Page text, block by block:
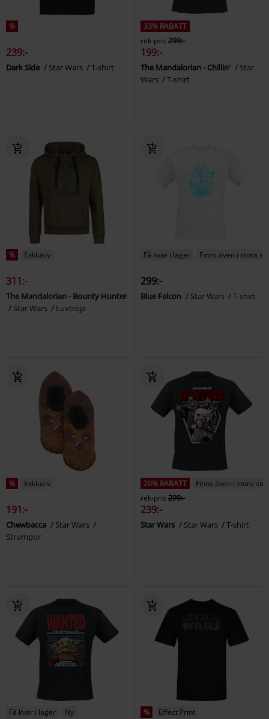
%
239:-
Dark Side Star Wars T-shirt
33% RABATT
rek-pris 299:-
199:-
The Mandalorian - Chillin'
Star
Wars
T-shirt
% Exklusiv
311:-
The Mandalorian - Bounty Hunter
Star Wars
Luvtröja
Få kvar i lager Finns även i stora
299:-
Blue Falcon Star Wars T-shirt
% Exklusiv
191:-
Chewbacca
Star Wars
Strumpor
20% RABATT
Finns även i stora
rek-pris 299:-
239:-
Star Wars Star Wars T-shirt
Få kvar i lager Ny % Effect Print